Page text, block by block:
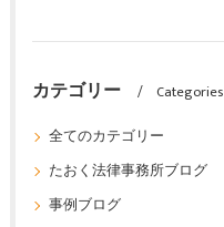
カテゴリー
Categories
全てのカテゴリー
たおく法律事務所ブログ
事例ブログ